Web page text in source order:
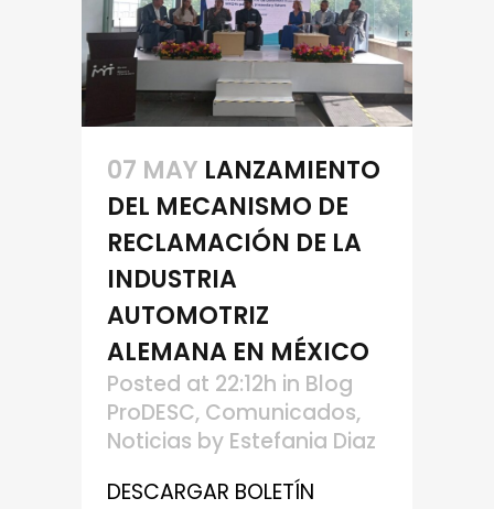
07 MAY LANZAMIENTO
DEL MECANISMO DE
RECLAMACIÓN DE LA
INDUSTRIA
AUTOMOTRIZ
ALEMANA EN MÉXICO
Posted at 22:12h in Blog
ProDESC, Comunicados,
Noticias by Estefania Diaz
DESCARGAR BOLETÍN